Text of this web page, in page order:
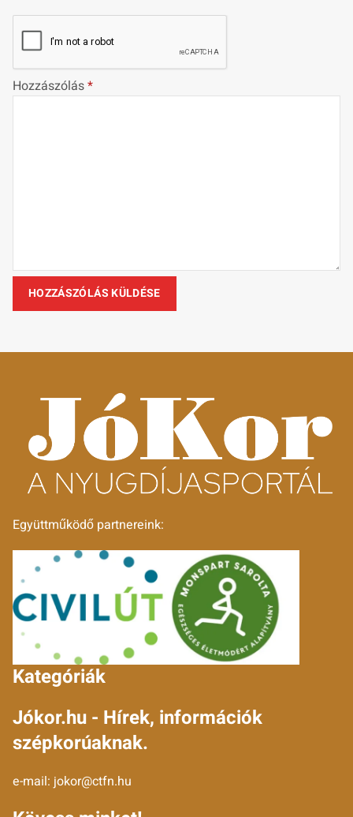
Hozzászólás*
Együttműködő partnereink:
Kategóriák
Jókor.hu - Hírek, információk
szépkorúaknak.
e-mail: jokor@ctfn.hu